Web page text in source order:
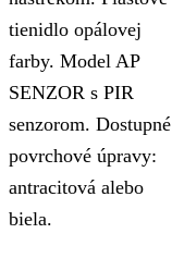
tienidlo opálovej
farby. Model AP
SENZOR s PIR
senzorom. Dostupné
povrchové úpravy:
antracitová alebo
biela.